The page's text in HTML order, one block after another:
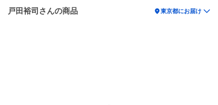
戸田裕司さんの商品 location_on東京都にお届け